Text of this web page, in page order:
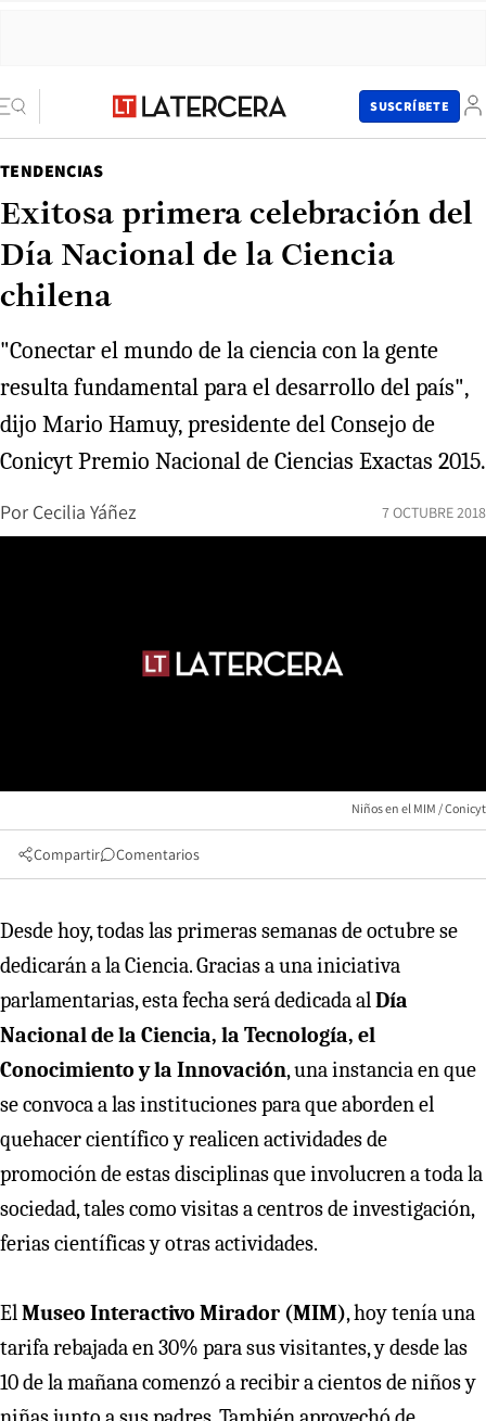
SUSCRÍBETE
TENDENCIAS
Exitosa primera celebración del
Día Nacional de la Ciencia
chilena
"Conectar el mundo de la ciencia con la gente
resulta fundamental para el desarrollo del país",
dijo Mario Hamuy, presidente del Consejo de
Conicyt Premio Nacional de Ciencias Exactas 2015.
Por Cecilia Yáñez 7 OCTUBRE 2018
Niños en el MIM / Conicyt
Compartir Comentarios
Desde hoy, todas las primeras semanas de octubre se
dedicarán a la Ciencia. Gracias a una iniciativa
parlamentarias, esta fecha será dedicada alDía
Nacional de la Ciencia, la Tecnología, el
Conocimiento y la Innovación, una instancia en que
se convoca a las instituciones para que aborden el
quehacer científico y realicen actividades de
promoción de estas disciplinas que involucren a toda la
sociedad, tales como visitas a centros de investigación,
ferias científicas y otras actividades.
ElMuseo Interactivo Mirador (MIM), hoy tenía una
tarifa rebajada en 30% para sus visitantes, y desde las
10 de la mañana comenzó a recibir a cientos de niños y